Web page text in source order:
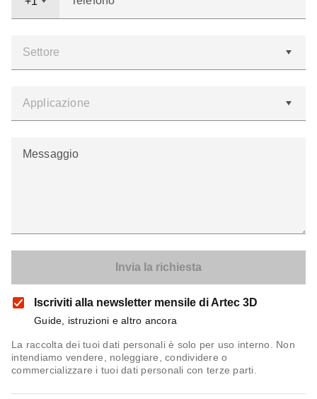
Messaggio
Iscriviti alla newsletter mensile di Artec 3D
Guide, istruzioni e altro ancora
La raccolta dei tuoi dati personali è solo per uso interno. Non
intendiamo vendere, noleggiare, condividere o
commercializzare i tuoi dati personali con terze parti.